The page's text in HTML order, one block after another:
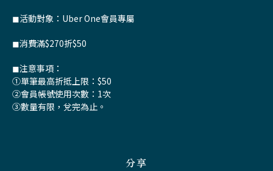
◼活動對象：Uber One會員專屬
◼消費滿$270折$50
◼注意事項：
①單筆最高折抵上限：$50
②會員帳號使用次數：1次
③數量有限，兌完為止。
分享